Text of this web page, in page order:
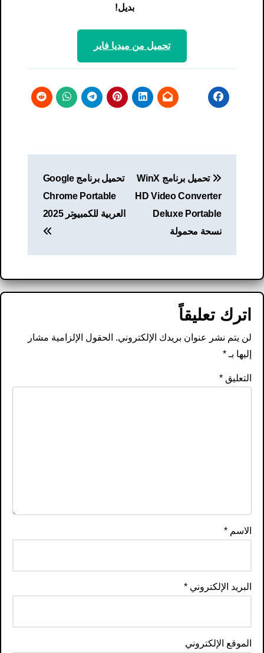
بديل!
تحميل من ميديا ​​فاير
المقالات
تحميل برنامج WinX
HD Video Converter
Deluxe Portable
نسحة محمولة
تحميل برنامج Google
Chrome Portable
العربية للكمبيوتر 2025
اترك تعليقاً
لن يتم نشر عنوان بريدك الإلكتروني. الحقول الإلزامية مشار
إليها بـ*
التعليق*
الاسم*
البريد الإلكتروني*
الموقع الإلكتروني